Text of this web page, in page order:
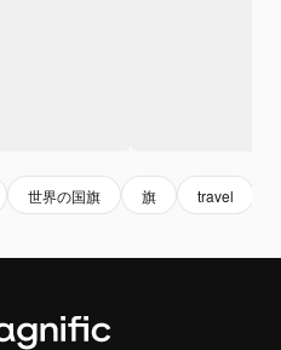
世界の国旗 旗 travel